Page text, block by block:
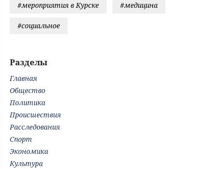
#мероприятия в Курске #медицина
#социальное
Разделы
Главная
Общество
Политика
Происшествия
Расследования
Спорт
Экономика
Культура